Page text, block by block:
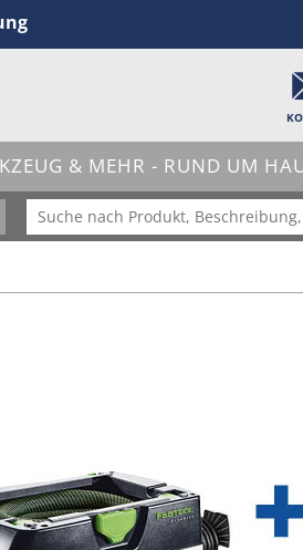
& MEHR - RUND UM